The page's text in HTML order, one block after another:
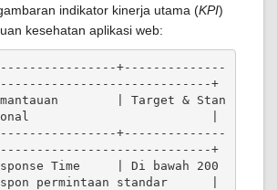
indikator kinerja utama (KPI)
kesehatan aplikasi web:
+--------------
+
| Target & Stan
|
+--------------
+
Time     | Di bawah 200
permintaan standar      |